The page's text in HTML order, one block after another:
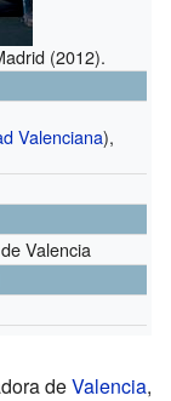
(2012).
Valenciana),
Valencia
deValencia,